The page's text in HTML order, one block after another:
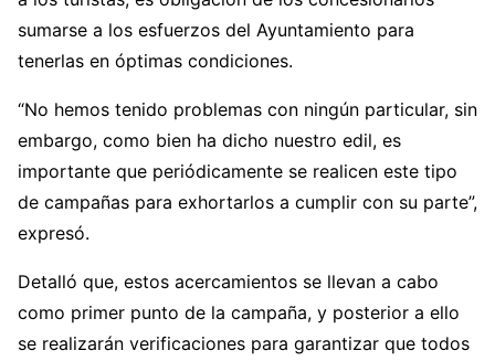
sumarse a los esfuerzos del Ayuntamiento para
tenerlas en óptimas condiciones.
“No hemos tenido problemas con ningún particular, sin
embargo, como bien ha dicho nuestro edil, es
importante que periódicamente se realicen este tipo
de campañas para exhortarlos a cumplir con su parte”,
expresó.
Detalló que, estos acercamientos se llevan a cabo
como primer punto de la campaña, y posterior a ello
se realizarán verificaciones para garantizar que todos